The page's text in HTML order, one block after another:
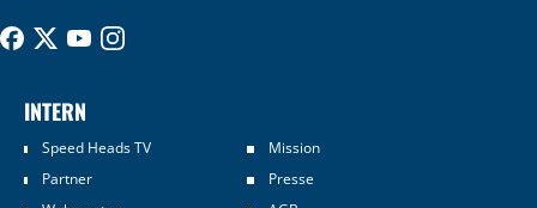
INTERN
Speed Heads TV
Mission
Partner
Presse